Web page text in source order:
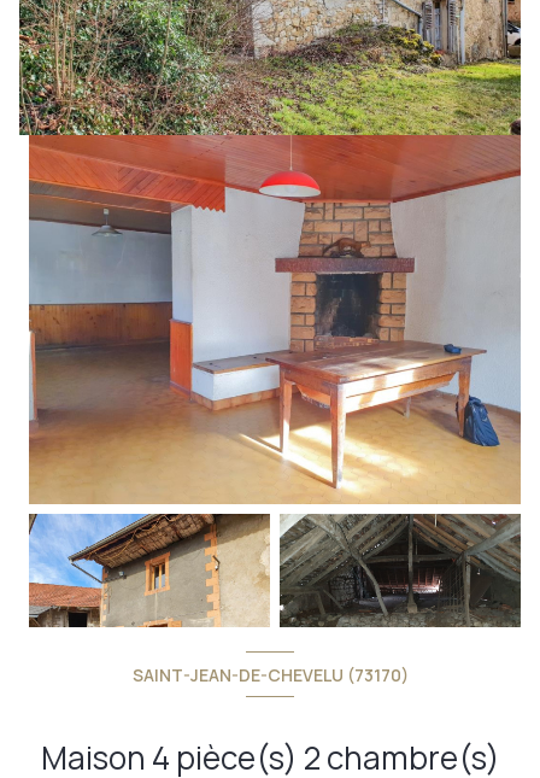
SAINT-JEAN-DE-CHEVELU (73170)
Maison 4 pièce(s) 2 chambre(s)